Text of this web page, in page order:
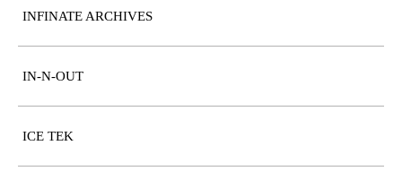
INFINATE ARCHIVES
IN-N-OUT
ICE TEK